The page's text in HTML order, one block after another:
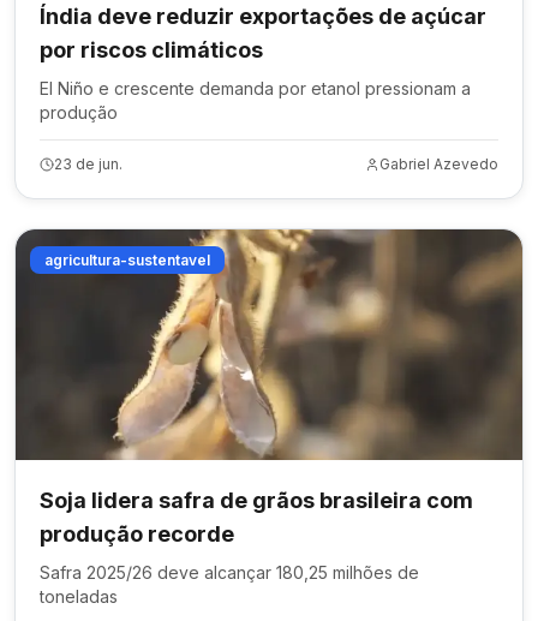
Índia deve reduzir exportações de açúcar
por riscos climáticos
El Niño e crescente demanda por etanol pressionam a
produção
23 de jun. Gabriel Azevedo
agricultura-sustentavel
Soja lidera safra de grãos brasileira com
produção recorde
Safra 2025/26 deve alcançar 180,25 milhões de
toneladas